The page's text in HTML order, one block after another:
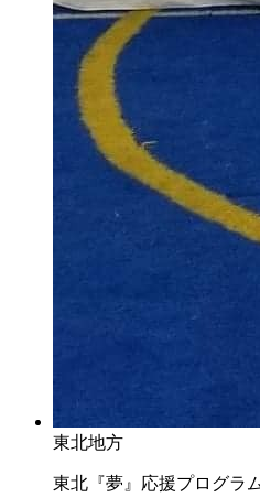
東北地方
東北『夢』応援プログ